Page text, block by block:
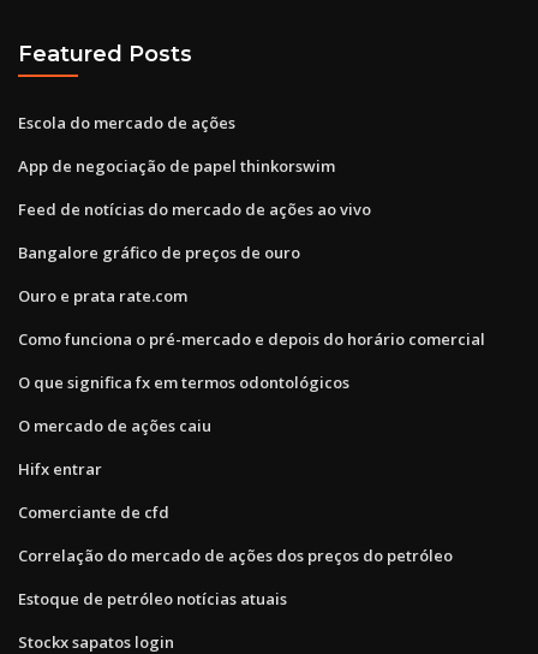
Featured Posts
Escola do mercado de ações
App de negociação de papel thinkorswim
Feed de notícias do mercado de ações ao vivo
Bangalore gráfico de preços de ouro
Ouro e prata rate.com
Como funciona o pré-mercado e depois do horário comercial
O que significa fx em termos odontológicos
O mercado de ações caiu
Hifx entrar
Comerciante de cfd
Correlação do mercado de ações dos preços do petróleo
Estoque de petróleo notícias atuais
Stockx sapatos login